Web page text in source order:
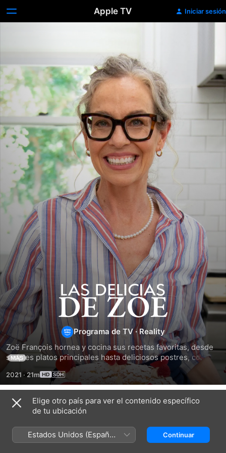
Apple TV Iniciar sesión
Las
delicias
de
Zoe
Programa de TV · Reality
Zoë François hornea y cocina sus recetas favoritas, desde
simples platos principales hasta deliciosos postres, con
ayuda de su familia y sus amigos.
MÁS
2021 · 21m
Temporada 3
Elige otro país para ver el contenido específico
de tu ubicación
Estados Unidos (Español
México)
Continuar